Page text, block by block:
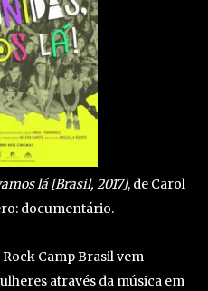
lá [Brasil, 2017], de Carol
documentário.
Camp Brasil vem
através da música em